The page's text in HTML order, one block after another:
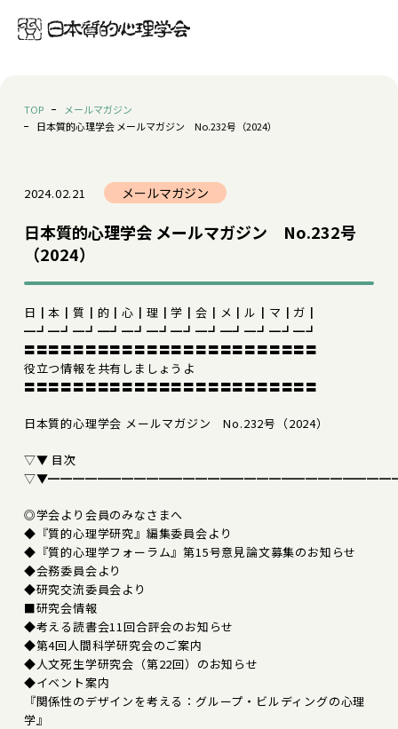
TOP
メールマガジン
日本質的心理学会 メールマガジン No.232号（2024）
2024.02.21 メールマガジン
日本質的心理学会 メールマガジン No.232号
（2024）
日┃本┃質┃的┃心┃理┃学┃会┃メ┃ル┃マ┃ガ┃
━┛━┛━┛━┛━┛━┛━┛━┛━┛━┛━┛━┛
〓〓〓〓〓〓〓〓〓〓〓〓〓〓〓〓〓〓〓〓〓〓〓〓
役立つ情報を共有しましょうよ
〓〓〓〓〓〓〓〓〓〓〓〓〓〓〓〓〓〓〓〓〓〓〓〓
日本質的心理学会 メールマガジン No.232号（2024）
▽▼ 目次
◎学会より会員のみなさまへ
◆『質的心理学研究』編集委員会より
◆『質的心理学フォーラム』第15号意見論文募集のお知らせ
◆会務委員会より
◆研究交流委員会より
■研究会情報
◆考える読書会11回合評会のお知らせ
◆第4回人間科学研究会のご案内
◆人文死生学研究会（第22回）のお知らせ
◆イベント案内
『関係性のデザインを考える：グループ・ビルディングの心理
学』